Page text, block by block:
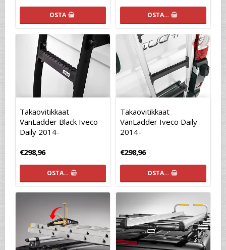
OSTA OSTA…
Takaovitikkaat
VanLadder Black Iveco
Daily 2014-
€298,96
OSTA…
Takaovitikkaat
VanLadder Iveco Daily
2014-
€298,96
OSTA…